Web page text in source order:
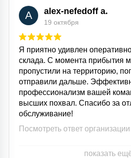
A alex-nefedoff a.
19 октября
Я приятно удивлен
склада. С момента прибытия
пропустили на территорию,
отправили дальше.
профессионализм вашей
высших похвал. Спасибо за
обслуживание!
Посмотреть ответ организации
показать